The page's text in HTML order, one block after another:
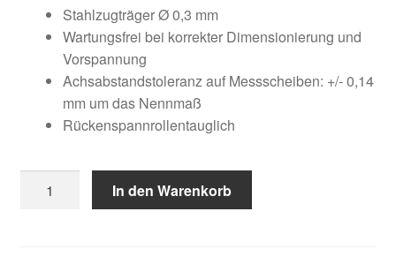
Kundeninformationen
Mein Konto
Shop
Warenkorb
war:
25,12 €
ist:
15,68 €.
Stahlzugträger Ø 0,3 mm
Wartungsfrei bei korrekter Dimensionierung und
Vorspannung
Achsabstandstoleranz auf Messscheiben: +/- 0,14
mm um das Nennmaß
Rückenspannrollentauglich
In den Warenkorb